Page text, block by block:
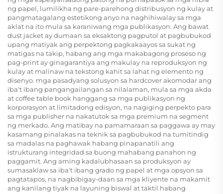
ng papel, lumilikha ng pare-parehong distribusyon ng kulay at
pangmatagalang estetikong anyo na naghihiwalay sa mga
aklat na ito mula sa karaniwang mga publikasyon. Ang bawat
dust jacket ay dumaan sa eksaktong pagputol at pagbubukod
upang matiyak ang perpektong pagkakaayos sa sukat ng
matigas na takip, habang ang mga makabagong proseso ng
pag-print ay ginagarantiya ang makulay na reproduksyon ng
kulay at malinaw na tekstong kahit sa lahat ng elemento ng
disenyo. mga pasadyang solusyon sa hardcoverakomodar ang
iba't ibang pangangailangan sa nilalaman, mula sa mga akda
at coffee table book hanggang sa mga publikasyon ng
korporasyon at limitadong edisyon, na nagiging perpekto para
sa mga publisher na nakatutok sa mga premium na segment
ng merkado. Ang matibay na pamamaraan sa paggawa ay may
kasamang pinalakas na teknik sa pagbubukod na tumitindig
sa madalas na paghawak habang pinapanatili ang
istrukturang integridad sa buong mahabang panahon ng
paggamit. Ang aming kadalubhasaan sa produksyon ay
sumasaklaw sa iba't ibang grado ng papel at mga opsyon sa
pagtatapos, na nagbibigay-daan sa mga kliyente na makamit
ang kanilang tiyak na layuning biswal at taktil habang